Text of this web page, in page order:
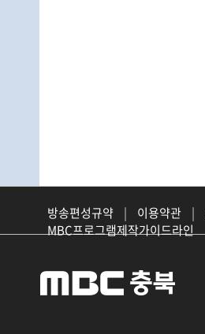
방송편성규약 | 이용약관 |
MBC프로그램제작가이드라인